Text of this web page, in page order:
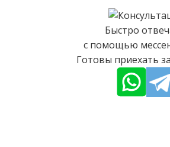
Быстро
с помощью
Готовы приехать